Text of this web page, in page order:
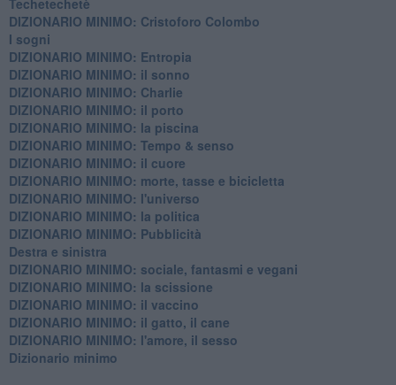
DIZIONARIO MINIMO: Cristoforo Colombo
I sogni
DIZIONARIO MINIMO: Entropia
DIZIONARIO MINIMO: il sonno
DIZIONARIO MINIMO: Charlie
DIZIONARIO MINIMO: il porto
DIZIONARIO MINIMO: la piscina
DIZIONARIO MINIMO: Tempo & senso
DIZIONARIO MINIMO: il cuore
DIZIONARIO MINIMO: morte, tasse e bicicletta
DIZIONARIO MINIMO: l'universo
DIZIONARIO MINIMO: la politica
DIZIONARIO MINIMO: Pubblicità
Destra e sinistra
DIZIONARIO MINIMO: sociale, fantasmi e vegani
DIZIONARIO MINIMO: la scissione
DIZIONARIO MINIMO: il vaccino
DIZIONARIO MINIMO: il gatto, il cane
DIZIONARIO MINIMO: l'amore, il sesso
Dizionario minimo